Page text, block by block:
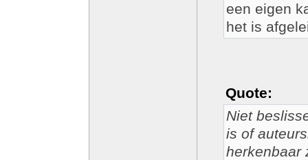
een eigen
het is
Quote:
Niet
is of
herkenbaar